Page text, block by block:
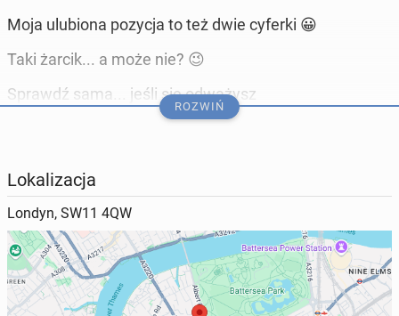
Moja ulubiona pozycja to też dwie cyferki 😀
Taki żarcik... a może nie? 😉
Sprawdź sama... jeśli się odważysz
P.S.
Szukam stałej partnerki, ogłoszenie zniknie gdy
będzie nieaktualne
Więc śmiało pisz jeśli udało Ci się je znaleźć 😉
7513439912
ROZWIŃ
Lokalizacja
Londyn, SW11 4QW